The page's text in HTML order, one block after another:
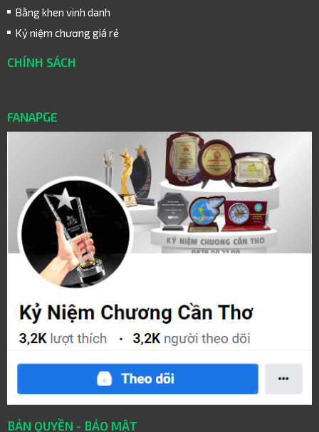
Bằng khen vinh danh
Kỷ niệm chương giá rẻ
CHÍNH SÁCH
FANAPGE
BẢN QUYỀN - BẢO MẬT